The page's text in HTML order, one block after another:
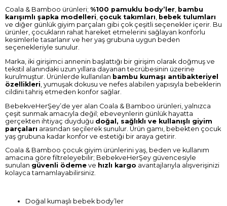
Coala & Bamboo ürünleri; %100 pamuklu body’ler, bambu
karışımlı şapka modelleri, çocuk takımları, bebek tulumları
ve diğer günlük giyim parçaları gibi çok çeşitli seçenekler içerir. Bu
ürünler, çocukların rahat hareket etmelerini sağlayan konforlu
kesimlerle tasarlanır ve her yaş grubuna uygun beden
seçenekleriyle sunulur.
Marka, iki girişimci annenin başlattığı bir girişim olarak doğmuş ve
tekstil alanındaki uzun yıllara dayanan tecrübesinin üzerine
kurulmuştur. Ürünlerde kullanılan bambu kumaşı antibakteriyel
özellikleri , yumuşak dokusu ve nefes alabilen yapısıyla bebeklerin
cildini tahriş etmeden konfor sağlar.
BebekveHerŞey’de yer alan Coala & Bamboo ürünleri, yalnızca
çeşit sunmak amacıyla değil; ebeveynlerin günlük hayatta
gerçekten ihtiyaç duyduğu doğal, sağlıklı ve kullanışlı giyim
parçaları arasından seçilerek sunulur. Ürün gamı, bebekten çocuk
yaş grubuna kadar konfor ve estetiği bir araya getirir.
Coala & Bamboo çocuk giyim ürünlerini yaş, beden ve kullanım
amacına göre filtreleyebilir; BebekveHerŞey güvencesiyle
sunulan güvenli ödeme ve hızlı kargo avantajlarıyla alışverişinizi
kolayca tamamlayabilirsiniz.
Doğal kumaşlı bebek body’ler